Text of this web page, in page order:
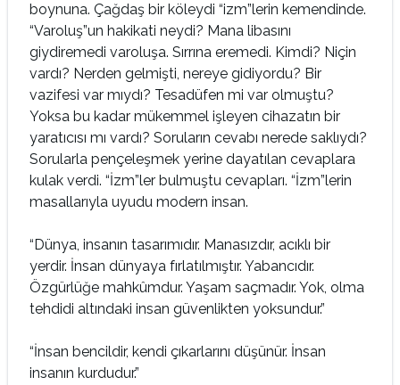
boynuna. Çağdaş bir köleydi “izm”lerin kemendinde.
“Varoluş”un hakikati neydi? Mana libasını
giydiremedi varoluşa. Sırrına eremedi. Kimdi? Niçin
vardı? Nerden gelmişti, nereye gidiyordu? Bir
vazifesi var mıydı? Tesadüfen mi var olmuştu?
Yoksa bu kadar mükemmel işleyen cihazatın bir
yaratıcısı mı vardı? Soruların cevabı nerede saklıydı?
Sorularla pençeleşmek yerine dayatılan cevaplara
kulak verdi. “İzm”ler bulmuştu cevapları. “İzm”lerin
masallarıyla uyudu modern insan.
“Dünya, insanın tasarımıdır. Manasızdır, acıklı bir
yerdir. İnsan dünyaya fırlatılmıştır. Yabancıdır.
Özgürlüğe mahkûmdur. Yaşam saçmadır. Yok, olma
tehdidi altındaki insan güvenlikten yoksundur.”
“İnsan bencildir, kendi çıkarlarını düşünür. İnsan
insanın kurdudur.”